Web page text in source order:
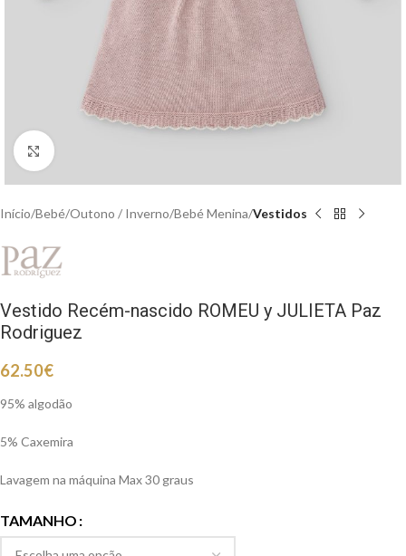
Clique para aumentar
Início Bebé Outono / Inverno Bebé Menina Vestidos
Vestido Recém-nascido ROMEU y JULIETA Paz
Rodriguez
62.50€
95% algodão
5% Caxemira
Lavagem na máquina Max 30 graus
TAMANHO